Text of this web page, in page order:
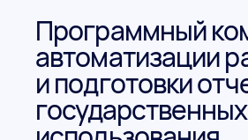
Программный
автоматизации
и подготовки